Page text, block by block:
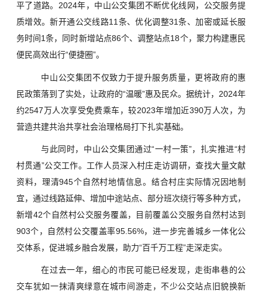
平了道路。2024年，中山公交集团不断优化线网，公交服务提
质增效。新开通公交线路11条、优化调整31条、加密或延长服
务时间1条，同时新增站点86个、调整站点18个，聚力构建惠民
便民高效出行“便捷圈”。
中山公交集团不仅致力于提升服务质量，更将政府的惠
民政策落到了实处，让政府的“温暖”惠及民众。据统计，2024年
约2547万人次享受免费乘车，较2023年增加近390万人次，为
营造共建共治共享社会治理格局打下扎实基础。
与此同时，中山公交集团通过“一村一策”，扎实推进“村
村贯通”公交工作。工作人员深入村庄走访调研，查找大量文献
资料，理清945个自然村地情信息。结合村庄实际情况因地制
宜，通过线路延伸、增加中途站点、部分班次绕行等多种方式，
新增42个自然村公交服务覆盖，目前覆盖公交服务自然村达到
903个，自然村公交覆盖率95.56%，进一步完善城乡一体化公
交体系，促进城乡融合发展，助力“百千万工程”走深走实。
在过去一年，细心的市民可能已经发现，走街串巷的公
交车犹如一抹清爽绿意在城市间游走，不少公交站点旧貌换新